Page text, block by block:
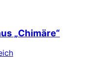
„Chimäre“